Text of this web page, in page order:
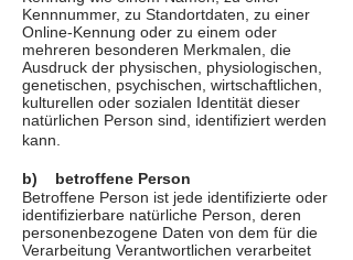
Kennnummer, zu Standortdaten, zu einer
Online-Kennung oder zu einem oder
mehreren besonderen Merkmalen, die
Ausdruck der physischen, physiologischen,
genetischen, psychischen, wirtschaftlichen,
kulturellen oder sozialen Identität dieser
natürlichen Person sind, identifiziert werden
kann.
b) betroffene Person
Betroffene Person ist jede identifizierte oder
identifizierbare natürliche Person, deren
personenbezogene Daten von dem für die
Verarbeitung Verantwortlichen verarbeitet